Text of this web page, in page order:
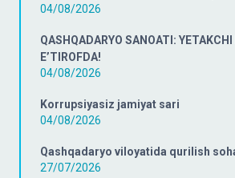
04/08/2026
QASHQADARYO SANOATI:
E’TIROFDA!
04/08/2026
Korrupsiyasiz jamiyat sari
04/08/2026
Qashqadaryo viloyatida qurilish
27/07/2026